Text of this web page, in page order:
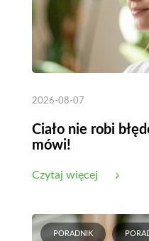
2026-08-07
Ciało nie robi
mówi!
Czytaj więcej
PORADNIK